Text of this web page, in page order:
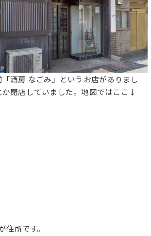
酒房 なごみ」というお店がありまし
閉店していました。地図ではここ↓
所です。